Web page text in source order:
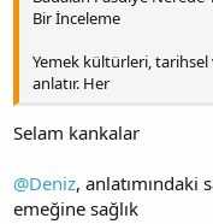
Bir İnceleme
Yemek kültürleri,
anlatır. Her
Selam kankalar
@Deniz, anlatımındaki
emeğine sağlık